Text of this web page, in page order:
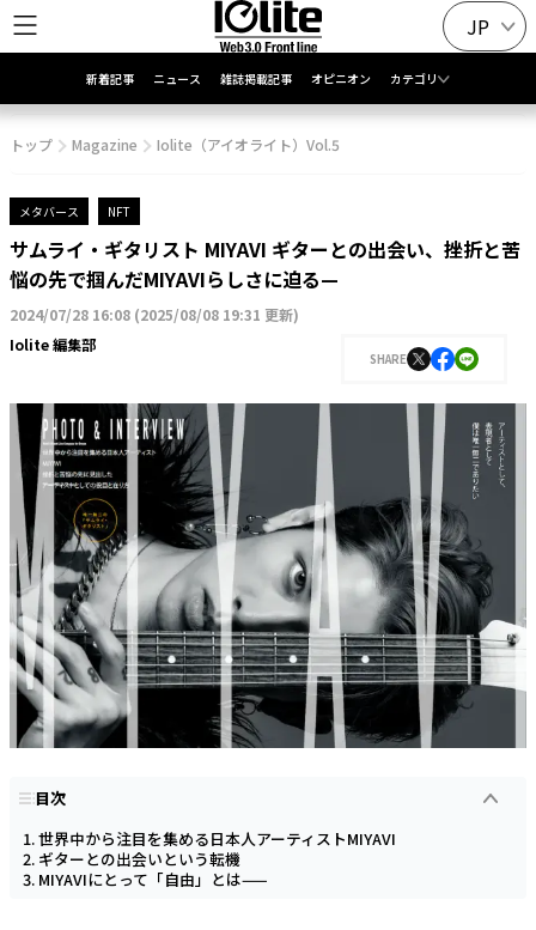
JP
新着記事 ニュース 雑誌掲載記事 オピニオン カテゴリ
トップ Magazine Iolite（アイオライト）Vol.5
メタバース NFT
サムライ・ギタリスト MIYAVI ギターとの出会い、挫折と苦
悩の先で掴んだMIYAVIらしさに迫る—
2024/07/28 16:08 (2025/08/08 19:31 更新)
Iolite 編集部
SHARE
目次
世界中から注目を集める日本人アーティストMIYAVI
ギターとの出会いという転機
MIYAVIにとって「自由」とは——